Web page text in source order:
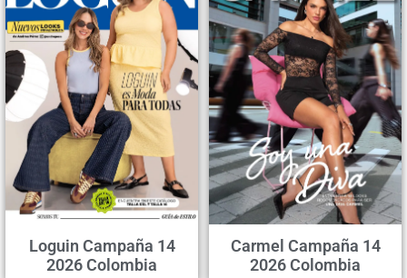
Loguin Campaña 14
2026 Colombia
Carmel Campaña 14
2026 Colombia